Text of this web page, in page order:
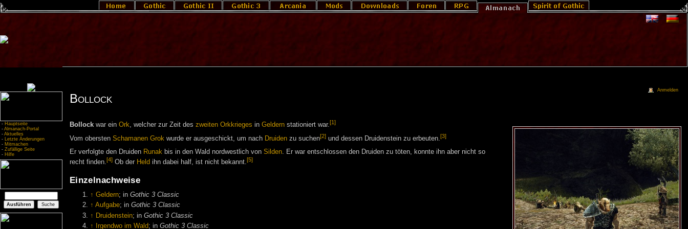
- Hauptseite
- Almanach-Portal
- Aktuelles
- Letzte Änderungen
- Mitmachen
- Zufällige Seite
- Hilfe
Bollock
Bollockwar ein Ork, welcher zur Zeit des zweiten Orkkrieges in Geldernstationiert war.[1]
Vom obersten Schamanen Grokwurde er ausgeschickt, um nach Druidenzu suchen[2]und dessen Druidenstein zu erbeuten.[3]
Er verfolgte den Druiden Runak bis in den Wald nordwestlich von Silden. Er war entschlossen den Druiden zu töten, konnte ihn aber nicht so
recht finden. [4]Ob der Held ihn dabei half, ist nicht bekannt. [5]
Einzelnachweise
↑ Geldern; inGothic 3 Classic
↑ Aufgabe; inGothic 3 Classic
↑ Druidenstein; inGothic 3 Classic
↑
Irgendwo im Wald; inGothic 3 Classic
Anmelden